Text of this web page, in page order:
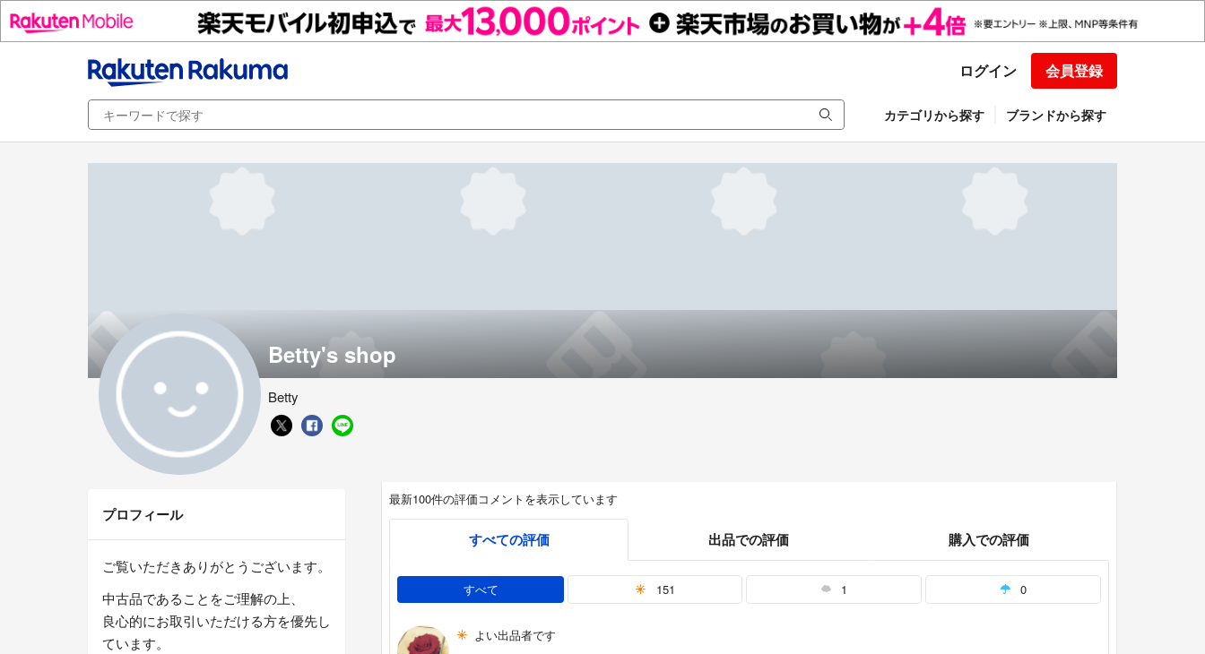
ログイン 会員登録
カテゴリから探す ブランドから探す
Betty's shop
Betty
最新100件の評価コメントを表示しています
すべての評価 出品での評価 購入での評価
すべて 151 1 0
よい出品者です
プロフィール
ご覧いただきありがとうございます。
中古品であることをご理解の上、
良心的にお取引いただける方を優先し
ています。